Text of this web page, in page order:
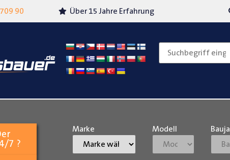
90 Über 15 Jahre Erfahrung
7 ?
Marke Modell